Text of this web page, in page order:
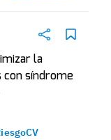
la
con síndrome